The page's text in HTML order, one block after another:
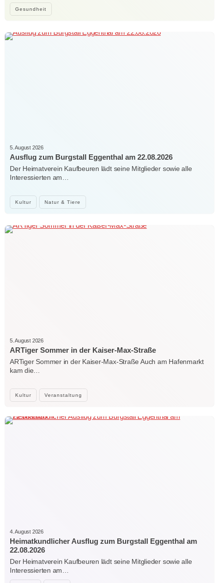
Gesundheit
Kultur Natur & Tiere
5. August 2026
Ausflug zum Burgstall Eggenthal am 22.08.2026
Der Heimatverein Kaufbeuren lädt seine Mitglieder sowie alle
Interessierten am…
Kultur Veranstaltung
5. August 2026
ARTiger Sommer in der Kaiser-Max-Straße
ARTiger Sommer in der Kaiser-Max-Straße Auch am Hafenmarkt
kam die…
4. August 2026
Heimatkundlicher Ausflug zum Burgstall Eggenthal am
22.08.2026
Der Heimatverein Kaufbeuren lädt seine Mitglieder sowie alle
Interessierten am…